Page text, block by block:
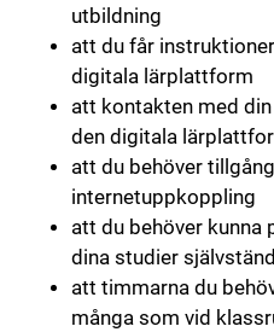
utbildning
att du får
digitala lärplattform
att kontakten med
den digitala
att du behöver
internetuppkoppling
att du behöver kunna
dina studier
att timmarna du
många som vid